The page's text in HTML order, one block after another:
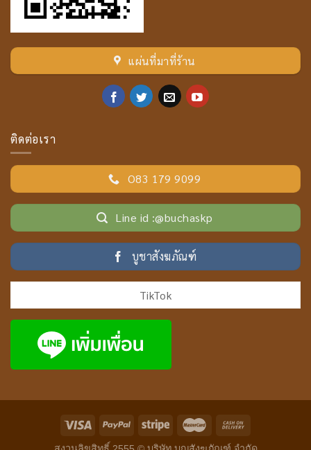
แผ่นที่มาที่ร้าน
ติดต่อเรา
O83 179 9099
Line id :@buchaskp
บูชาสังฆภัณฑ์
TikTok